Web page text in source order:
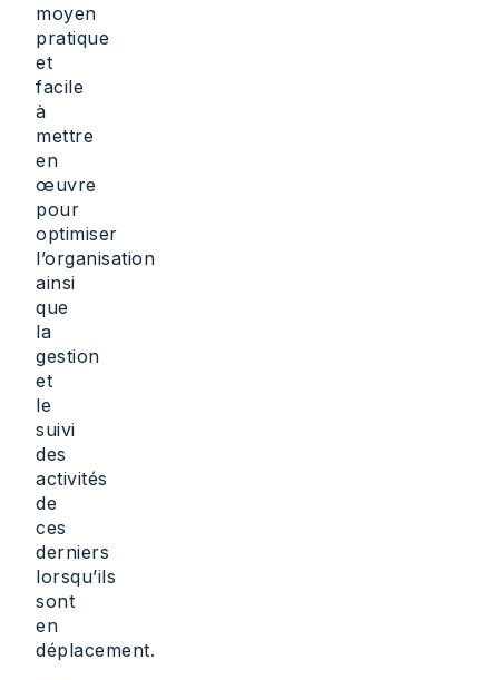
moyen
pratique
et
facile
à
mettre
en
œuvre
pour
optimiser
l’organisation
ainsi
que
la
gestion
et
le
suivi
des
activités
de
ces
derniers
lorsqu’ils
sont
en
déplacement.